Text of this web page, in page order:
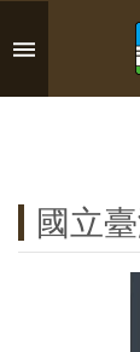
跳到主要內容
國立